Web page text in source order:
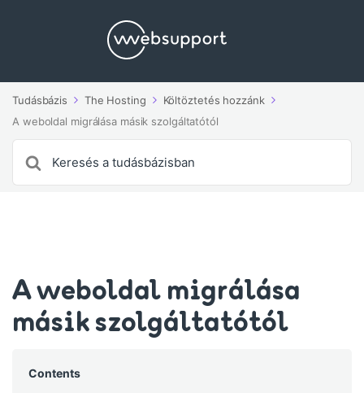
Tudásbázis The Hosting
Költöztetés hozzánk
A weboldal migrálása másik szolgáltatótól
For
A weboldal migrálása
másik szolgáltatótól
Contents